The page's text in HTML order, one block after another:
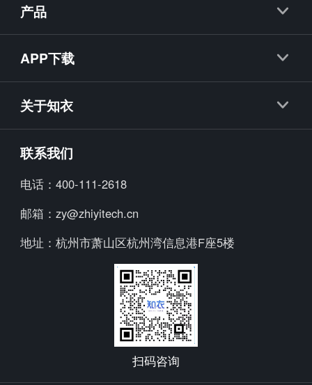
产品
知款
知小布
知小衣
海外探款
美念
炼丹炉
APP下载
海外探款APP
关于知衣
加入我们
行业资讯
公司动态
联系我们
电话： 400-111-2618
邮箱： zy@zhiyitech.cn
地址： 杭州市萧山区杭州湾信息港F座5楼
扫码咨询